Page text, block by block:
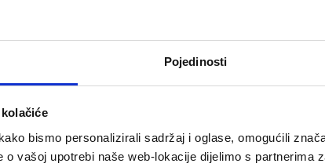
Pojedinosti
bismo personalizirali sadržaj i oglase, omogućili
o vašoj upotrebi naše web-lokacije dijelimo s partnerima
Pre-Intermediate udžbenik